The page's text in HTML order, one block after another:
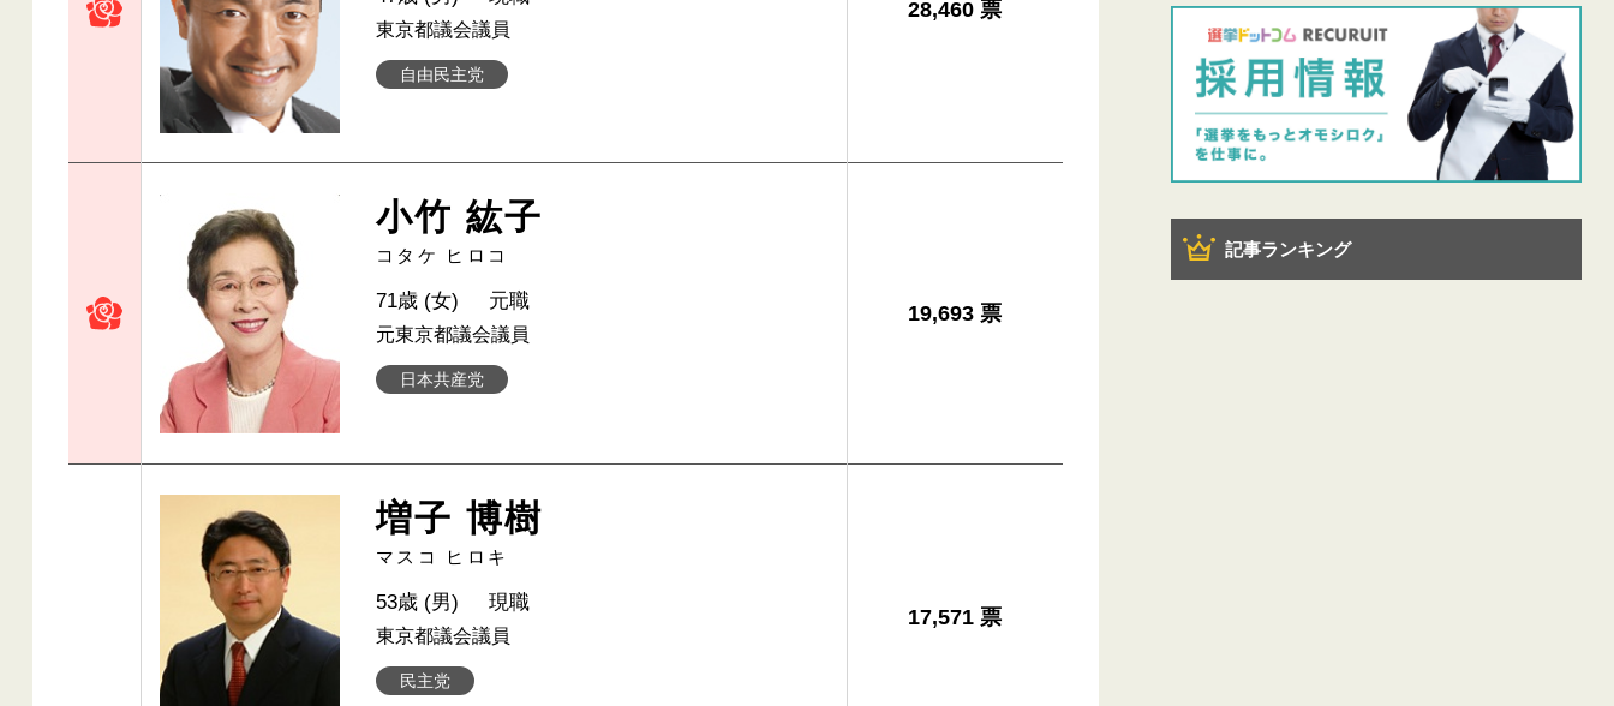
自由民主党
東京都議会議員
28,460 票
小竹 紘子
コタケ ヒロコ
日本共産党
71歳 (女) 元職
元東京都議会議員
19,693 票
増子 博樹
マスコ ヒロキ
民主党
53歳 (男) 現職
東京都議会議員
17,571 票
記事ランキング